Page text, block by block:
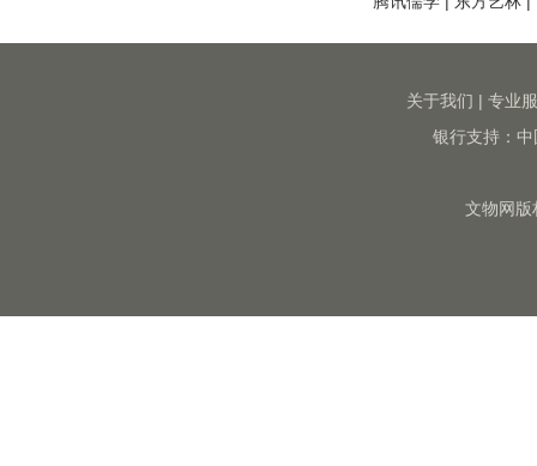
关于我们 | 专业
银行支持：
文物网